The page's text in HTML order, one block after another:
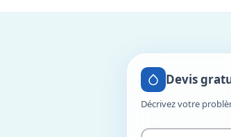
Devis
Décrivez votre